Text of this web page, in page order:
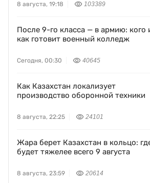
8 августа, 19:18 103389
После 9-го класса — в армию: кого
как готовит военный колледж
Сегодня, 00:30 40645
Как Казахстан локализует
производство оборонной техники
8 августа, 22:25 24101
Жара берет Казахстан в кольцо:
будет тяжелее всего 9 августа
8 августа, 23:59 20614